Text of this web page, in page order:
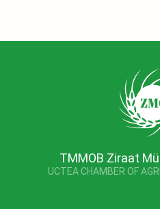
TMMOB Ziraat
UCTEA CHAMBER OF